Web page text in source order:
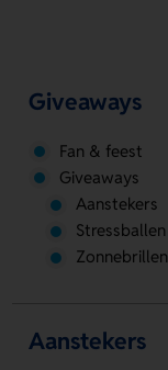
Giveaways
Fan & feest
Giveaways
Aanstekers
Stressballen
Zonnebrillen
Aanstekers